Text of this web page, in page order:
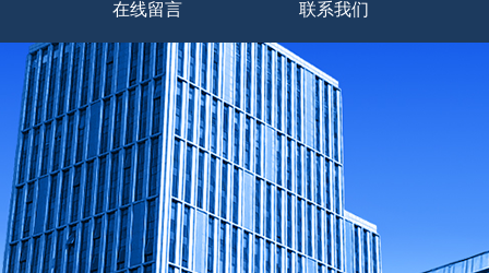
在线留言 联系我们